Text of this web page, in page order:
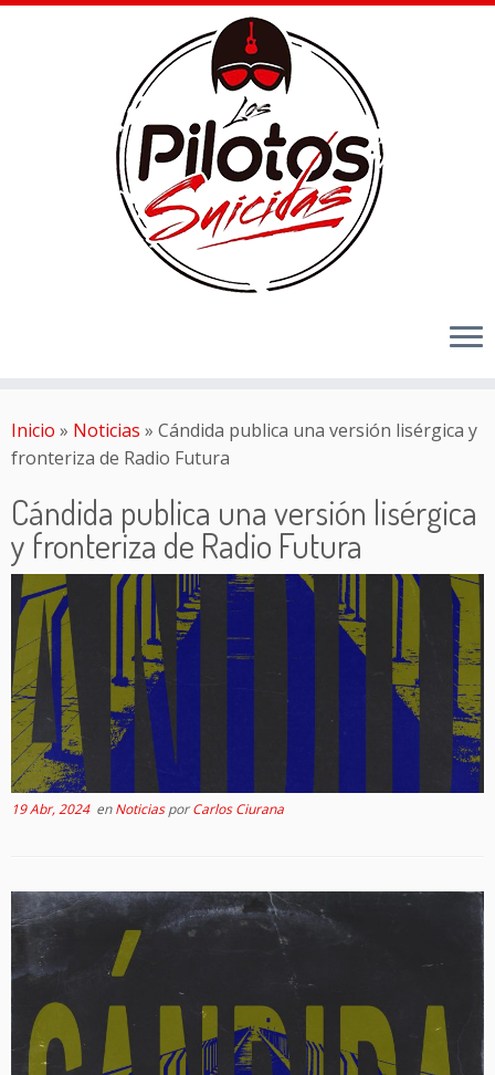
Inicio » Noticias » Cándida publica una versión lisérgica y
fronteriza de Radio Futura
Cándida publica una versión lisérgica
y fronteriza de Radio Futura
19 Abr, 2024enNoticiasporCarlos Ciurana